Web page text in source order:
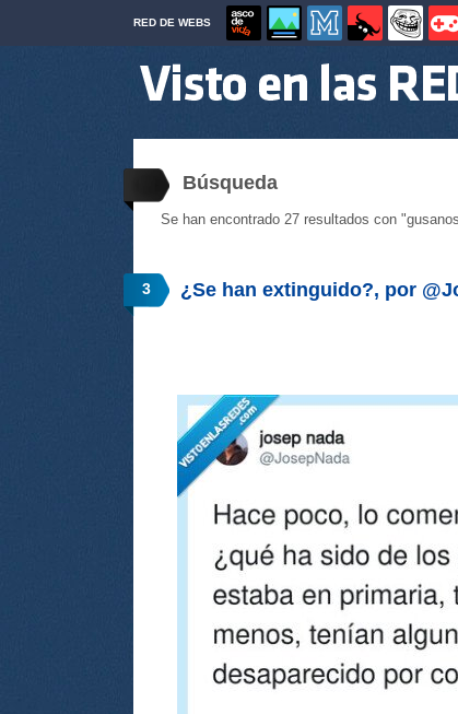
RED DE WEBS
Búsqueda
Se han encontrado 27 resultados con
3 ¿Se han extinguido?, por